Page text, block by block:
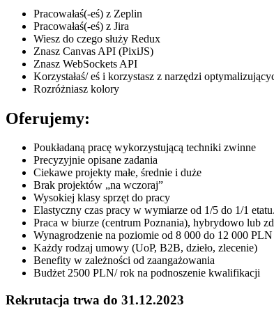
Pracowałaś(-eś) z Zeplin
Pracowałaś(-eś) z Jira
Wiesz do czego służy Redux
Znasz Canvas API (PixiJS)
Znasz WebSockets API
Korzystałaś/ eś i korzystasz z narzędzi
Rozróżniasz kolory
Oferujemy:
Poukładaną pracę wykorzystującą techniki zwinne
Precyzyjnie opisane zadania
Ciekawe projekty małe, średnie i duże
Brak projektów „na wczoraj”
Wysokiej klasy sprzęt do pracy
Elastyczny czas pracy w wymiarze od 1/5 do 1/1 etatu.
Praca w biurze (centrum Poznania), hybrydowo lub
Wynagrodzenie na poziomie od 8 000 do 12 000
Każdy rodzaj umowy (UoP, B2B, dzieło, zlecenie)
Benefity w zależności od zaangażowania
Budżet 2500 PLN/ rok na podnoszenie kwalifikacji
Rekrutacja trwa do 31.12.2023